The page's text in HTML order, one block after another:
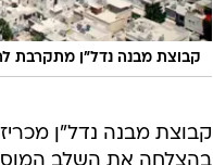
קבוצת מבנה נדל"ן מתקרבת
קבוצת מבנה נדל"ן